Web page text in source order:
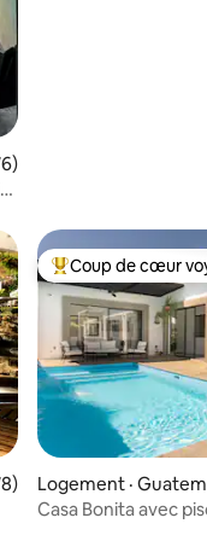
de 4,83 sur 5, 176
de 4,94 sur 5, 78
Coup de cœur
Coup de cœur
Logement ·
Casa Bonita avec